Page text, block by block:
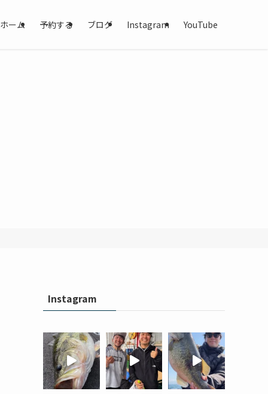
ホーム 予約する ブログ Instagram YouTube
Instagram